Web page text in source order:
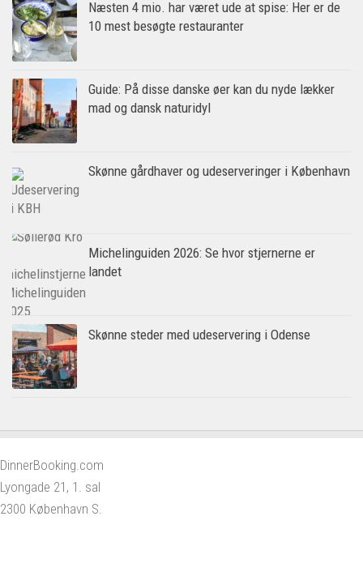
Næsten 4 mio. har været ude at spise: Her er de
10 mest besøgte restauranter
Guide: På disse danske øer kan du nyde lækker
mad og dansk naturidyl
Skønne gårdhaver og udeserveringer i København
Michelinguiden 2026: Se hvor stjernerne er
landet
Skønne steder med udeservering i Odense
DinnerBooking.com
Lyongade 21, 1. sal
2300 København S.